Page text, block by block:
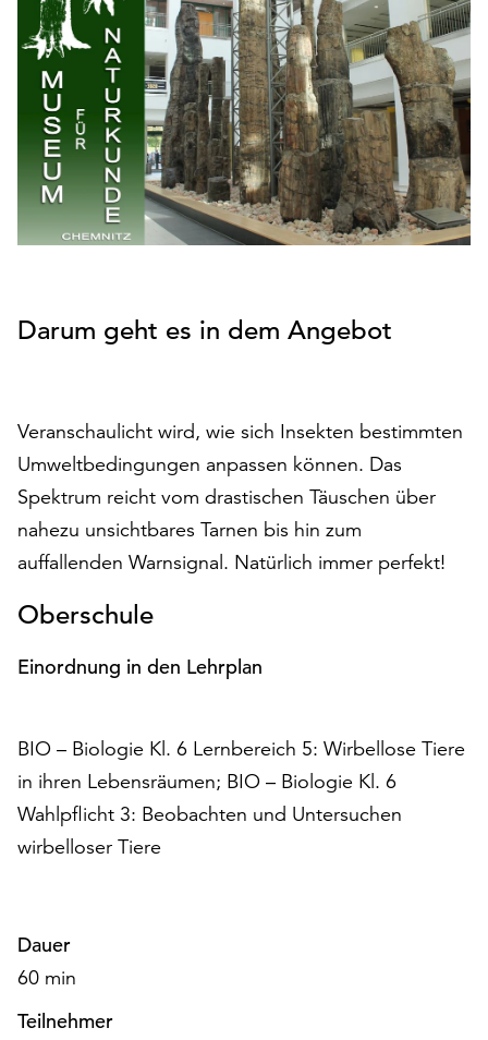
den
Betrieb
der
Seite
notwendig
sind
(funktionale
Cookies),
solche,
zu
anonymen
werden.
Klicken
Sie
auf
„Alle
akzeptieren“,
alle
zu
akzeptieren.
können
Ihr
Einverständnis
jederzeit
ändern
und
steht
am
Ende
Darum geht es in dem Angebot
Veranschaulicht wird, wie sich Insekten bestimmten
Umweltbedingungen anpassen können. Das
Spektrum reicht vom drastischen Täuschen über
nahezu unsichtbares Tarnen bis hin zum
auffallenden Warnsignal. Natürlich immer perfekt!
Oberschule
Einordnung in den Lehrplan
BIO – Biologie Kl. 6 Lernbereich 5: Wirbellose Tiere
in ihren Lebensräumen; BIO – Biologie Kl. 6
Wahlpflicht 3: Beobachten und Untersuchen
wirbelloser Tiere
Dauer
60 min
Teilnehmer